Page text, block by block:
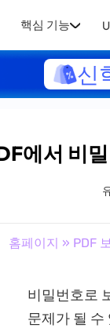
핵심 기능
신
에서 비
홈페이지 » PDF
비밀번호로
문제가 될